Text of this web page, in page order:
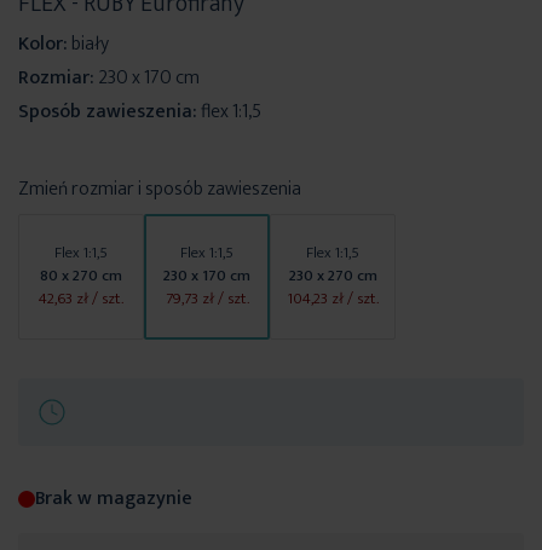
Kolor:biały
Rozmiar:230 x 170 cm
Sposób zawieszenia:flex 1:1,5
Zmień rozmiar i sposób zawieszenia
Flex 1:1,5
80 x 270 cm
42,63 zł/ szt.
Flex 1:1,5
230 x 170 cm
79,73 zł/ szt.
Flex 1:1,5
230 x 270 cm
104,23 zł/ szt.
Brak w magazynie